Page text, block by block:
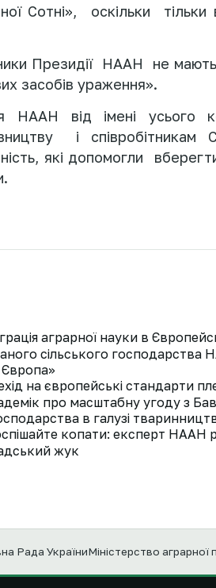
Сотні», оскільки
Президії НААН
не
засобів ураження».
НААН від імені усього
і співробітникам
які допомогли вберегти
аграрної науки в
сільського
Європа»
на європейські стандарти
про масштабну угоду з
в галузі
копати: експерт НААН
жук
Рада УкраїниМіністерство